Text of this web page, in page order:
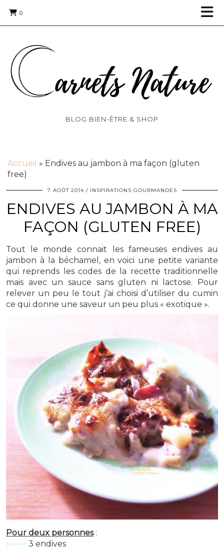
0
BLOG BIEN-ÊTRE & SHOP
Accueil » Endives au jambon à ma façon (gluten
free)
7 AOÛT 2014 INSPIRATIONS GOURMANDES
ENDIVES AU JAMBON À MA
FAÇON (GLUTEN FREE)
Tout le monde connait les fameuses endives au
jambon à la béchamel, en voici une petite variante
qui reprends les codes de la recette traditionnelle
mais avec un sauce sans gluten ni lactose. Pour
relever un peu le tout j’ai choisi d’utiliser du cumin
ce qui donne une saveur un peu plus « exotique ».
Pour deux personnes:
»»—> 3 endives